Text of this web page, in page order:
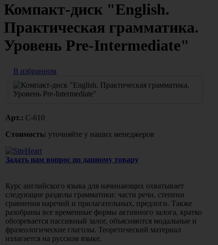
Компакт-диск "English.
Практическая грамматика.
Уровень Pre-Intermediate"
В избранном
Арт.: С-610
Стоимость: уточняйте у наших менеджеров
Задать нам вопрос по данному товару
Курс английского языка для начинающих охватывает
следующие разделы грамматики: части речи, степени
сравнения наречий и прилагательных, предлоги. Также
разобраны все временные формы активного залога, кратко
обозревается пассивный залог, объясняются модальные и
фразеологические глаголы. Теоретический материал
излагается на русском языке.